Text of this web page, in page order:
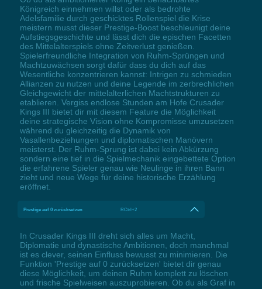
Königreich einnehmen willst oder als bedrohte
Adelsfamilie durch geschicktes Rollenspiel die Krise
meistern musst dieser Prestige-Boost beschleunigt deine
Aufstiegsgeschichte und lässt dich die epischen Facetten
des Mittelalterspiels ohne Zeitverlust genießen.
Spielerfreundliche Integration von Ruhm-Sprüngen und
Machtzuwächsen sorgt dafür dass du dich auf das
Wesentliche konzentrieren kannst: Intrigen zu schmieden
Allianzen zu nutzen und deine Legende im zerbrechlichen
Gleichgewicht der mittelalterlichen Machtstrukturen zu
etablieren. Vergiss endlose Stunden am Hofe Crusader
Kings III bietet dir mit diesem Feature die Möglichkeit
deine strategische Vision ohne Kompromisse umzusetzen
während du gleichzeitig die Dynamik von
Vasallenbeziehungen und diplomatischen Manövern
meisterst. Der Ruhm-Sprung ist dabei kein Abkürzung
sondern eine tief in die Spielmechanik eingebettete Option
die erfahrene Spieler genau wie Neulinge in ihren Bann
zieht und neue Wege für deine historische Erzählung
eröffnet.
Prestige auf 0 zurücksetzen RCtrl+2
In Crusader Kings III dreht sich alles um Macht,
Diplomatie und dynastische Ambitionen, doch manchmal
ist es clever, seinen Einfluss bewusst zu minimieren. Die
Funktion 'Prestige auf 0 zurücksetzen' bietet dir genau
diese Möglichkeit, um deinen Ruhm komplett zu löschen
und frische Spielweisen auszuprobieren. Ob du als Graf in